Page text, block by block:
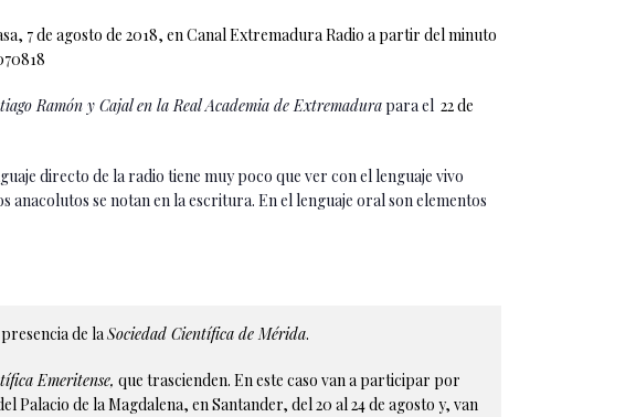
7 de agosto de 2018, en Canal Extremadura Radio a partir del minuto
Ramón y Cajal en la Real Academia de Extremadurapara el 22 de
directo de la radio tiene muy poco que ver con el lenguaje vivo
se notan en la escritura. En el lenguaje oral son elementos
de laSociedad Científica de Mérida.
Emeritense, que trascienden. En este caso van a participar por
Palacio de la Magdalena, en Santander, del 20 al 24 de agosto y, van